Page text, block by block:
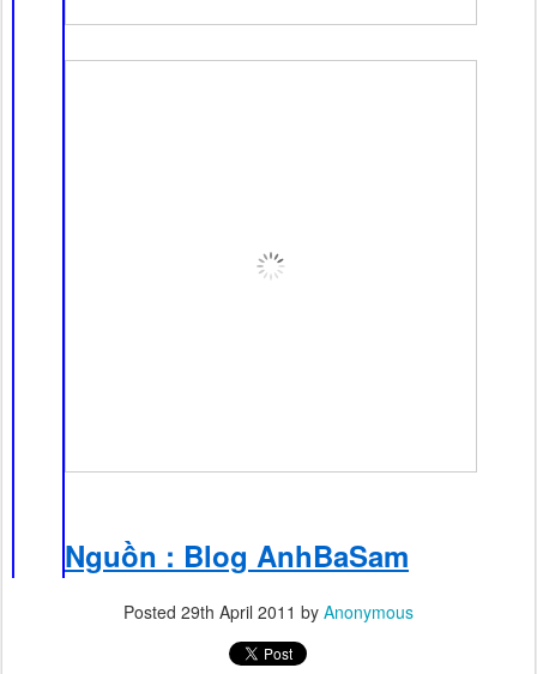
Nguồn : Blog AnhBaSam
Posted 29th April 2011 by Anonymous